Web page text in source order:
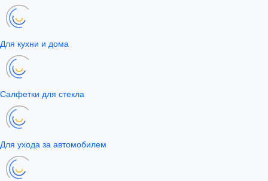
Для кухни и дома
Салфетки для стекла
Для ухода за автомобилем